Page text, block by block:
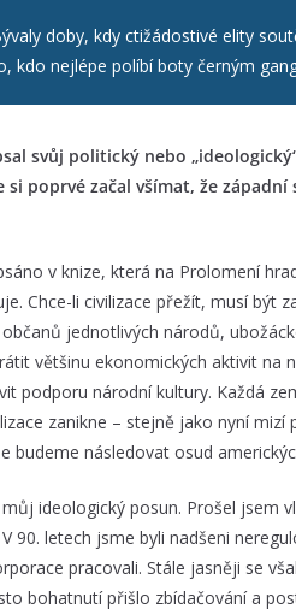
doby, kdy ctižádostivé elity
kdo nejlépe políbí boty černým
svůj politický nebo
poprvé začal všímat, že
v knize, která na Prolomení
Chce-li civilizace přežít, musí být
jednotlivých národů,
většinu ekonomických aktivit na
podporu národní kultury. Každá
zanikne – stejně jako nyní mizí
budeme následovat osud
ideologický posun. Prošel jsem
90. letech jsme byli nadšeni
pracovali. Stále jasněji se
bohatnutí přišlo zbídačování a